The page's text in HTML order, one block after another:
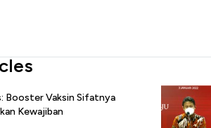
Booster Vaksin Sifatnya
Kewajiban